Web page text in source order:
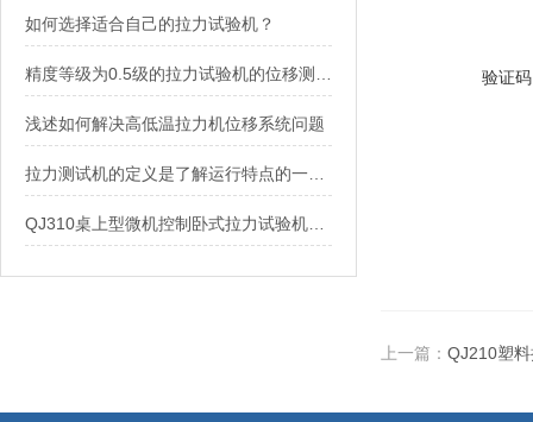
如何选择适合自己的拉力试验机？
浅述如何解决高低温拉力机位移系统问题
验证
上一篇： QJ210塑